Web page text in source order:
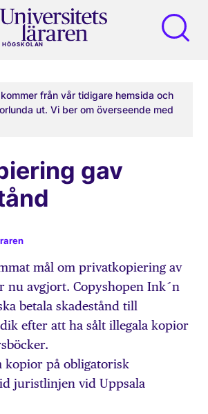
HÖGSKOLAN
från vår tidigare hemsida och
ut. Vi ber om överseende med
gav
mål om privatkopiering av
nu avgjort. Copyshopen Ink´n
betala skadestånd till
efter att ha sålt illegala kopior
kopior på obligatorisk
juristlinjen vid Uppsala